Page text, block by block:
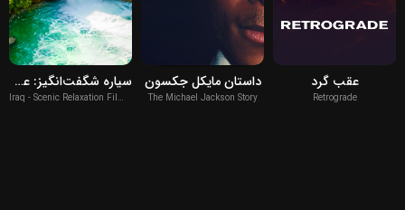
عقب گرد
Retrograde
2026
داستان مایکل جکسون
The Michael Jackson Story
2026
سیاره شگفت‌انگیز: عراق
Iraq - Scenic Relaxation Film With Calming Music